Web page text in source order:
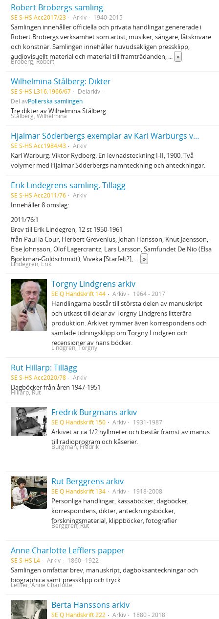
Robert Brobergs samling
SE S-HS Acc2017/23 Arkiv 1940-2015
Samlingen innehåller officiella och privata handlingar genererade i
Robert Brobergs verksamhet som artist, musiker, sångare, låtskrivare
och konstnär. Samlingen innehåller huvudsakligen pressklipp,
audiovisuellt material och material till framträdanden, ... »
Broberg, Robert
Wilhelmina Stålberg: Dikter
SE S-HS L316:1966/67
Delarkiv
Del avPollerska samlingen
Tre dikter av Wilhelmina Stålberg
Stålberg, Wilhelmina
Hjalmar Söderbergs exemplar av Karl Warburgs verk Viktor Rydberg
SE S-HS Acc1984/43 Arkiv
Karl Warburg: Viktor Rydberg. En levnadsteckning I-II, 1900. Två
volymer med Hjalmar Söderbergs namnteckning och anteckningar.
Erik Lindegrens samling. Tillägg
SE S-HS Acc2011/76 Arkiv
Innehåller 8 omslag:
2011/76:1
Brev till Erik Lindegren, 12 st 1950-1961
från Paul la Cour, Herbert Grevenius, Johan Hansson, Knut Jaensson,
Else Johnsson, Olof Lagercrantz, Lars Larsson, Samfundet De Nio (Elsa
Björkman-Goldschmidt), Viveka [Starfelt?], ... »
Lindegren, Erik
Torgny Lindgrens arkiv
SE Q Handskrift 144 Arkiv 1964 - 2017
Handlingarna består till största delen av manuskript
och utkast till delar av Torgny Lindgrens litterära
produktion. Arkivet rymmer även korrespondens och
samlade tidningsklipp om Torgny Lindgren och
recensioner av hans böcker.
Lindgren, Torgny
Rut Hillarp: Tillägg
SE S-HS Acc2020/78 Arkiv
Dagböcker från åren 1947-1951
Hillarp, Rut
Fredrik Burgmans arkiv
SE Q Handskrift 150 Arkiv 1931-1987
Arkivet är ca 1/2 hyllmeter och består främst av manus
till radioprogram och kåserier.
Burgman, Fredrik
Rut Berggrens arkiv
SE Q Handskrift 134 Arkiv 1918-2008
Personliga handlingar, kassaböcker, dagböcker,
korrespondens, dikter, anteckningsböcker,
forskningsmaterial, klippböcker, fotografier
Berggren, Rut
Anne Charlotte Lefflers papper
SE S-HS L4 Arkiv 1860--1922
Samlingen omfattar brev, manuskript, dagboksanteckningar och
biographica samt pressklipp och tryck
Leffler, Anne Charlotte
Berta Hanssons arkiv
SE Q Handskrift 222 Arkiv 1880 - 2018